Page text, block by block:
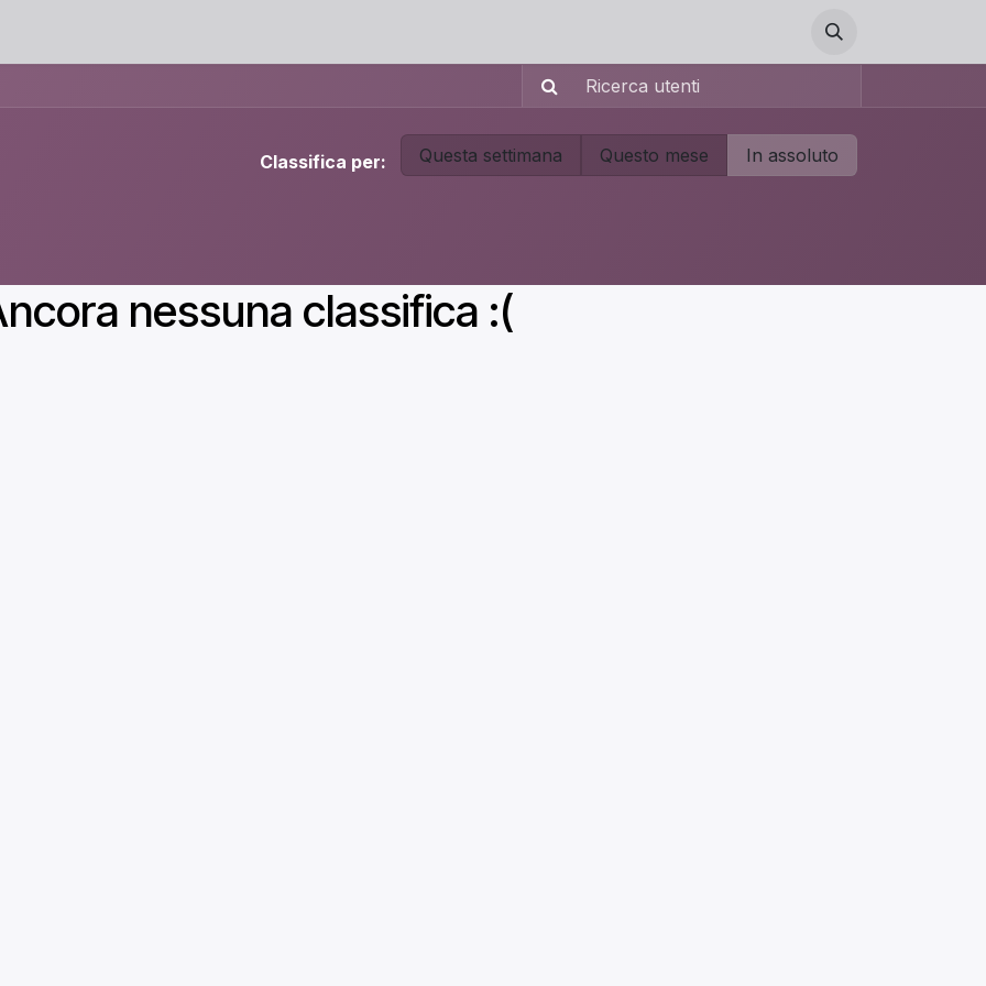
Classifica per: Questa settimana Questo mese In assoluto
nessuna classifica :(